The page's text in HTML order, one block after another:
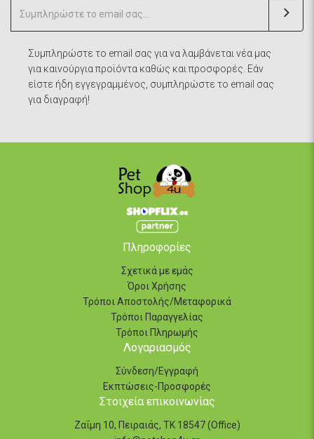
Συμπληρώστε το email σας για να λαμβάνεται νέα μας
για καινούργια προϊόντα καθώς και προσφορές. Εάν
είστε ήδη εγγεγραμμένος, συμπληρώστε το email σας
για διαγραφή!
Πληροφορίες
Σχετικά με εμάς
Όροι Χρήσης
Τρόποι Αποστολής/Μεταφορικά
Τρόποι Παραγγελίας
Τρόποι Πληρωμής
Λογαριασμός
Σύνδεση/Εγγραφή
Εκπτώσεις-Προσφορές
Στοιχεία επικοινωνίας
Ζαΐμη 10, Πειραιάς, ΤΚ 18547 (Office)